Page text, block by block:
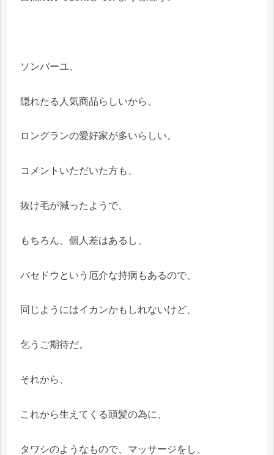
ソンバーユ、
隠れたる人気商品らしいから、
ロングランの愛好家が多いらしい。
コメントいただいた方も、
抜け毛が減ったようで、
もちろん、個人差はあるし、
バセドウという厄介な持病もあるので、
同じようにはイカンかもしれないけど、
乞うご期待だ。
それから、
これから生えてくる頭髪の為に、
タワシのようなもので、マッサージをし、